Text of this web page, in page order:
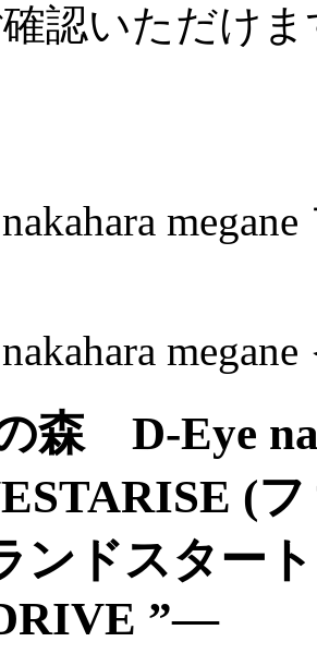
認いただけ
森 D-Eye
(
ンドスタ
”―